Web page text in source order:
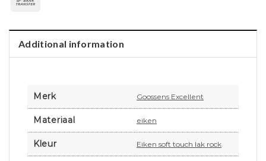
Additional information
Merk Goossens Excellent
Materiaal eiken
Kleur Eiken soft touch lak rock